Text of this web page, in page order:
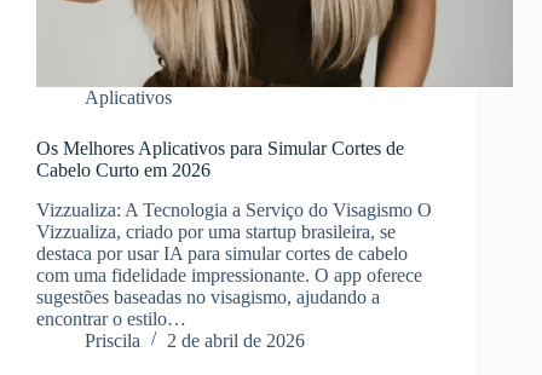
Aplicativos
Os Melhores Aplicativos para Simular Cortes de
Cabelo Curto em 2026
Vizzualiza: A Tecnologia a Serviço do Visagismo O
Vizzualiza, criado por uma startup brasileira, se
destaca por usar IA para simular cortes de cabelo
com uma fidelidade impressionante. O app oferece
sugestões baseadas no visagismo, ajudando a
encontrar o estilo…
Priscila
2 de abril de 2026